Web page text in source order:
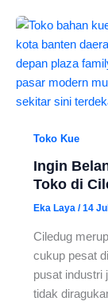
Toko Kue
Ingin
Toko di
Eka Laya /14
Ciledug
cukup pesat
pusat industri
tidak